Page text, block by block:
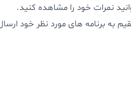
به برنامه های مورد نظر خود